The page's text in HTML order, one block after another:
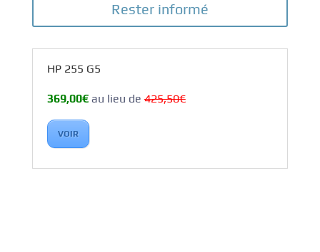
Rester informé
HP 255 G5
369,00€au lieu de425,50€
VOIR